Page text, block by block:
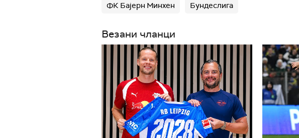
ФК Бајерн Минхен Бундеслига
Везани чланци